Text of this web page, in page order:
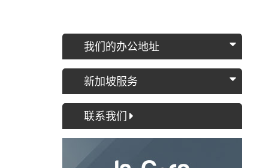
我们的办公地址
新加坡服务
联系我们